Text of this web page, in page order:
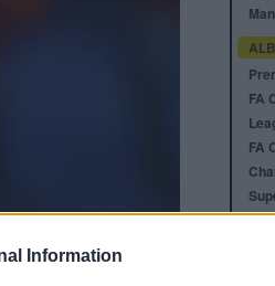
Information
FA
FA